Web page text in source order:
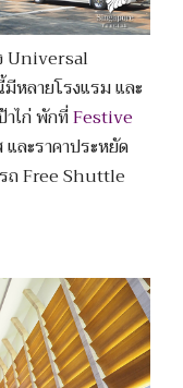
Universal
หลายโรงแรม และ
าไก่ พักที่Festive
ละราคาประหยัด
ถ Free Shuttle